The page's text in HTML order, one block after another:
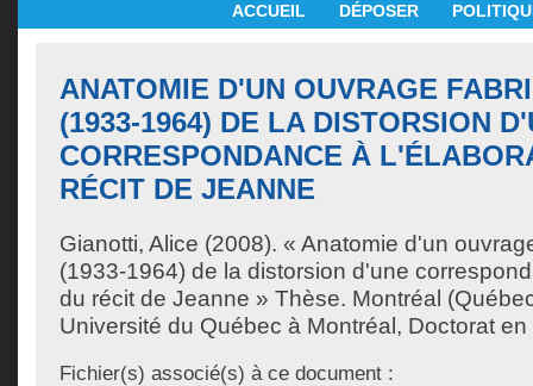
ACCUEIL DÉPOSER
ANATOMIE D'UN OUVRAGE
(1933-1964) DE LA DISTORSION
CORRESPONDANCE À
RÉCIT DE JEANNE
Gianotti, Alice (2008). « Anatomie d'un
(1933-1964) de la distorsion d'une
du récit de Jeanne » Thèse. Montréal
Université du Québec à Montréal, Doctorat
Fichier(s) associé(s) à ce document :